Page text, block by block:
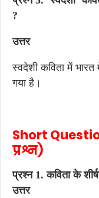
?
उत्तर
स्वदेशी कविता में
गया है।
Short
प्रश्न)
प्रश्न 1. कविता के
उत्तर